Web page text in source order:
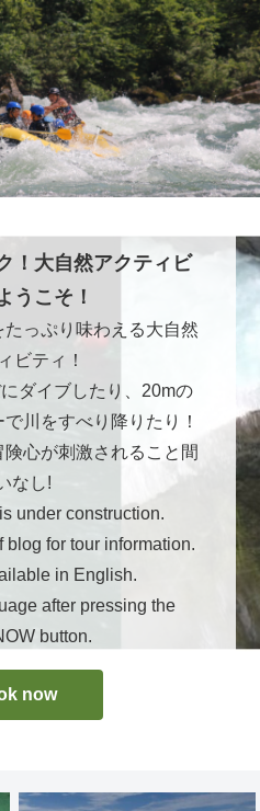
！大自然アクティビ
うこそ！
たっぷり味わえる大自然
ビティ！
ダイブしたり、20mの
川をすべり降りたり！
心が刺激されること間
なし!
under construction.
blog for tour information.
in English.
after pressing the
button.
now